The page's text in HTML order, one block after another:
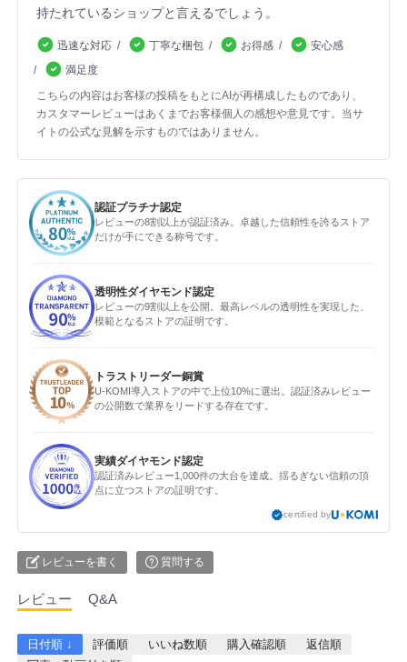
持たれているショップと言えるでしょう。
迅速な対応 丁寧な梱包 お得感
安心感
満足度
こちらの内容はお客様の投稿をもとにAIが再構成したものであり、
カスタマーレビューはあくまでお客様個人の感想や意見です。当サ
イトの公式な見解を示すものではありません。
認証プラチナ認定
レビューの8割以上が認証済み。卓越した信頼性を誇るストア
だけが手にできる称号です。
透明性ダイヤモンド認定
レビューの9割以上を公開。最高レベルの透明性を実現した、
模範となるストアの証明です。
トラストリーダー銅賞
U-KOMI導入ストアの中で上位10%に選出。認証済みレビュー
の公開数で業界をリードする存在です。
実績ダイヤモンド認定
認証済みレビュー1,000件の大台を達成。揺るぎない信頼の頂
点に立つストアの証明です。
certified by
レビューを書く 質問する
レビュー Q&A
日付順 ↓ 評価順 いいね数順 購入確認順
返信順